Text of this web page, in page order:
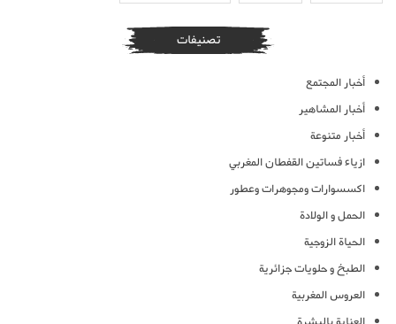
تصنيفات
أخبار المجتمع
أخبار المشاهير
أخبار متنوعة
ازياء فساتين القفطان المغربي
اكسسوارات ومجوهرات وعطور
الحمل و الولادة
الحياة الزوجية
الطبخ و حلويات جزائرية
العروس المغربية